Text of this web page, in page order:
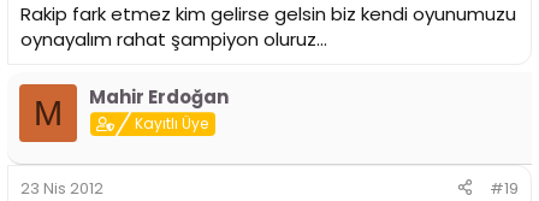
Rakip fark etmez kim gelirse gelsin biz kendi oyunumuzu
oynayalım rahat şampiyon oluruz...
M Mahir Erdoğan
Kayıtlı Üye
23 Nis 2012 #19